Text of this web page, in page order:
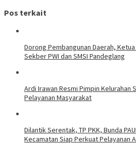
Pos terkait
Dorong Pembangunan Daerah,
Sekber PWI dan SMSI Pandeglang
Ardi Irawan Resmi Pimpin Kelurahan
Pelayanan Masyarakat
Dilantik Serentak, TP PKK, Bunda
Kecamatan Siap Perkuat Pelayanan